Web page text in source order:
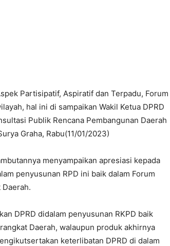
Partisipatif, Aspiratif dan Terpadu, Forum
hal ini di sampaikan Wakil Ketua DPRD
Publik Rencana Pembangunan Daerah
Graha, Rabu(11/01/2023)
menyampaikan apresiasi kepada
penyusunan RPD ini baik dalam Forum
DPRD didalam penyusunan RKPD baik
Daerah, walaupun produk akhirnya
keterlibatan DPRD di dalam